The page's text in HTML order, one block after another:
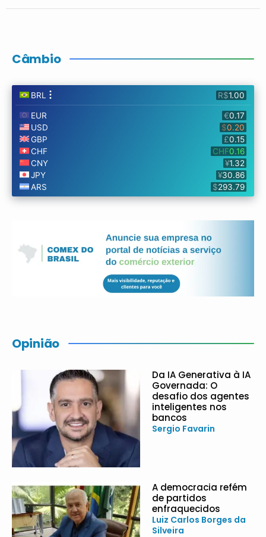
Câmbio
Opinião
Da IA Generativa à IA
Governada: O
desafio dos agentes
inteligentes nos
bancos
Sergio Favarin
A democracia refém
de partidos
enfraquecidos
Luiz Carlos Borges da
Silveira